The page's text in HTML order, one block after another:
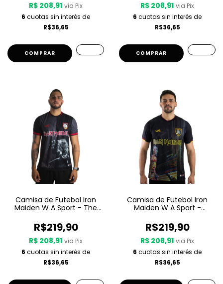
R$ 208,91 via Pix
6 cuotas sin interés de
R$36,65
COMPRAR
R$ 208,91 via Pix
6 cuotas sin interés de
R$36,65
COMPRAR
Camisa de Futebol Iron
Maiden W A Sport - The
R$219,90
R$ 208,91 via Pix
6 cuotas sin interés de
R$36,65
Camisa de Futebol Iron
Maiden W A Sport -
R$219,90
R$ 208,91 via Pix
6 cuotas sin interés de
R$36,65